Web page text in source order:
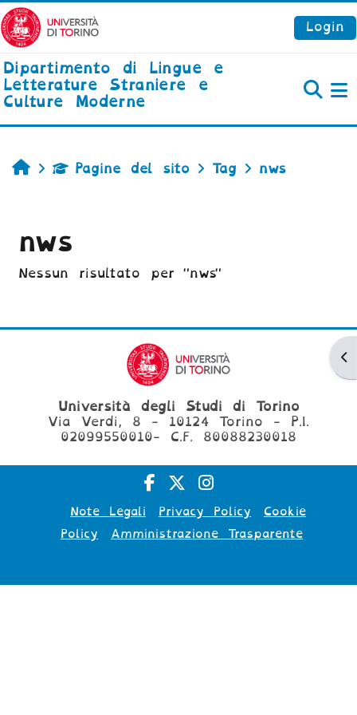
Vai al contenuto principale
Login
Dipartimento di Lingue e
Letterature Straniere e
Culture Moderne
HomePagine del sito Tag nws
nws
Nessun risultato per "nws"
Università degli Studi di Torino
Via Verdi, 8 - 10124 Torino - P.I.
02099550010- C.F. 80088230018
Note Legali Privacy Policy
Cookie
Policy
Amministrazione Trasparente